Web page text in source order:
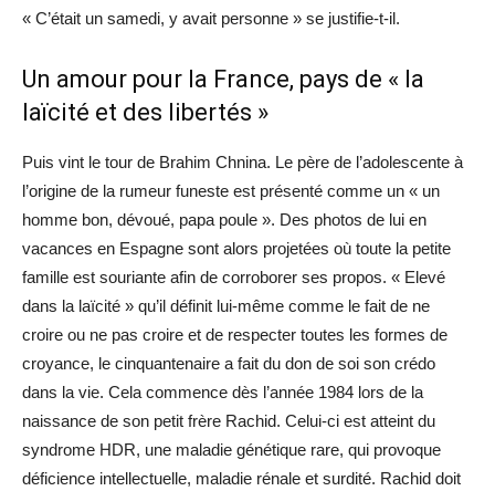
« C’était un samedi, y avait personne » se justifie-t-il.
Un amour pour la France, pays de « la
laïcité et des libertés »
Puis vint le tour de Brahim Chnina. Le père de l’adolescente à
l’origine de la rumeur funeste est présenté comme un « un
homme bon, dévoué, papa poule ». Des photos de lui en
vacances en Espagne sont alors projetées où toute la petite
famille est souriante afin de corroborer ses propos. « Elevé
dans la laïcité » qu’il définit lui-même comme le fait de ne
croire ou ne pas croire et de respecter toutes les formes de
croyance, le cinquantenaire a fait du don de soi son crédo
dans la vie. Cela commence dès l’année 1984 lors de la
naissance de son petit frère Rachid. Celui-ci est atteint du
syndrome HDR, une maladie génétique rare, qui provoque
déficience intellectuelle, maladie rénale et surdité. Rachid doit